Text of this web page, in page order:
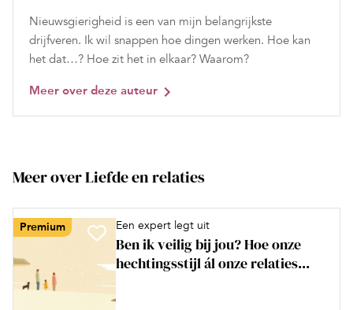
Nieuwsgierigheid is een van mijn belangrijkste
drijfveren. Ik wil snappen hoe dingen werken. Hoe kan
het dat…? Hoe zit het in elkaar? Waarom?
Meer over deze auteur
Meer over Liefde en relaties
Premium Een expert legt uit
Ben ik veilig bij jou? Hoe onze
hechtingsstijl ál onze relaties...